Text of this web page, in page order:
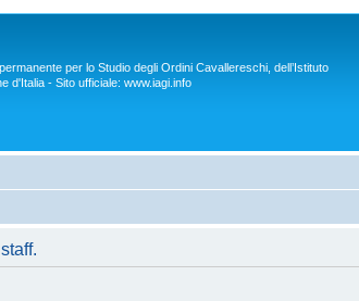
per lo Studio degli Ordini Cavallereschi, dell’Istituto
d'Italia - Sito ufficiale: www.iagi.info